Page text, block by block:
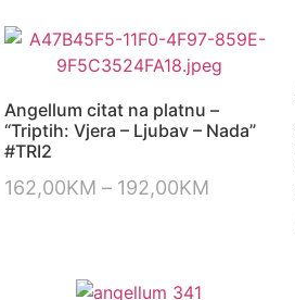
Angellum citat na platnu –
“Triptih: Vjera – Ljubav – Nada”
#TRI2
162,00KM – 192,00KM